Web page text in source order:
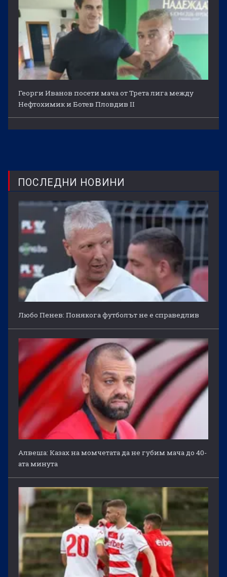
Георги Иванов посети мача от Трета лига между
Нефтохимик и Ботев Пловдив II
ПОСЛЕДНИ НОВИНИ
Любо Пенев: Понякога футболът не е справедлив
Алвеша: Казах на момчетата да не губим мача до 40-
ата минута